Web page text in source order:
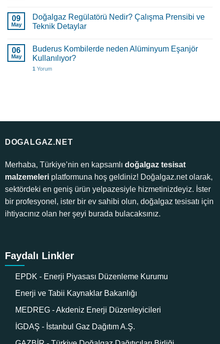
09
May
Doğalgaz Regülatörü Nedir? Çalışma Prensibi ve
Teknik Detaylar
06
May
Buderus Kombilerde neden Alüminyum Eşanjör
Kullanılıyor?
1 Yorum
DOGALGAZ.NET
Merhaba, Türkiye’nin en kapsamlı doğalgaz tesisat
malzemeleriplatformuna hoş geldiniz! Doğalgaz.net olarak,
sektördeki en geniş ürün yelpazesiyle hizmetinizdeyiz. İster
bir profesyonel, ister bir ev sahibi olun, doğalgaz tesisatı için
ihtiyacınız olan her şeyi burada bulacaksınız.
Faydalı Linkler
EPDK - Enerji Piyasası Düzenleme Kurumu
Enerji ve Tabii Kaynaklar Bakanlığı
MEDREG - Akdeniz Enerji Düzenleyicileri
İGDAŞ - İstanbul Gaz Dağıtım A.Ş.